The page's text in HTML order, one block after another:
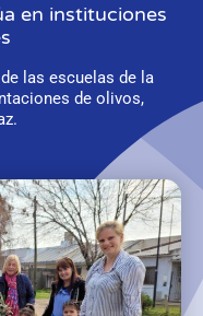
en instituciones
las escuelas de la
de olivos,